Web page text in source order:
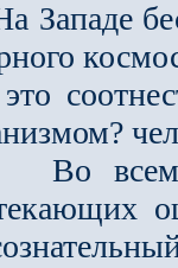
всeм: в